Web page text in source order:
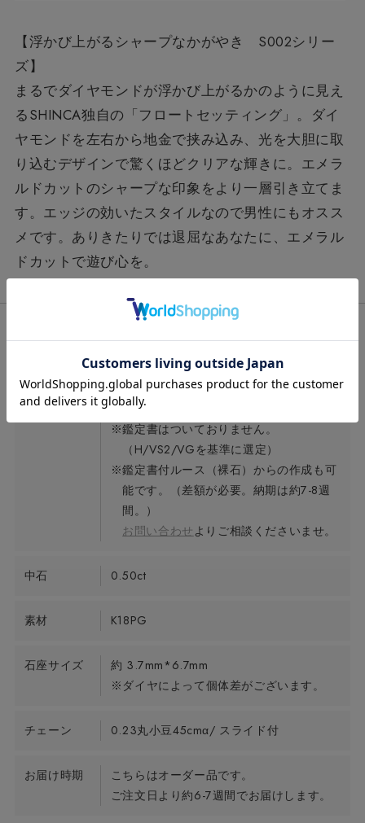
【浮かび上がるシャープなかがやき S002シリー
ズ】
まるでダイヤモンドが浮かび上がるかのように見え
るSHINCA独自の「フロートセッティング」。ダイ
ヤモンドを左右から地金で挟み込み、光を大胆に取
り込むデザインで驚くほどクリアな輝きに。エメラ
ルドカットのシャープな印象をより一層引き立てま
す。エッジの効いたスタイルなので男性にもオスス
メです。ありきたりでは退屈なあなたに、エメラル
ドカットで遊び心を。
宝石
ラボグロウンダイヤモンド（合成ダイヤモ
ンド）
※鑑定書はついておりません。
（H/VS2/VGを基準に選定）
※鑑定書付ルース（裸石）からの作成も可
能です。（差額が必要。納期は約7-8週
間。）
お問い合わせ よりご相談くださいませ。
中石 0.50ct
素材 K18PG
石座サイズ
約 3.7mm*6.7mm
※ダイヤによって個体差がございます。
チェーン 0.23丸小豆45cmα/ スライド付
お届け時期
こちらはオーダー品です。
ご注文日より約6-7週間でお届けします。